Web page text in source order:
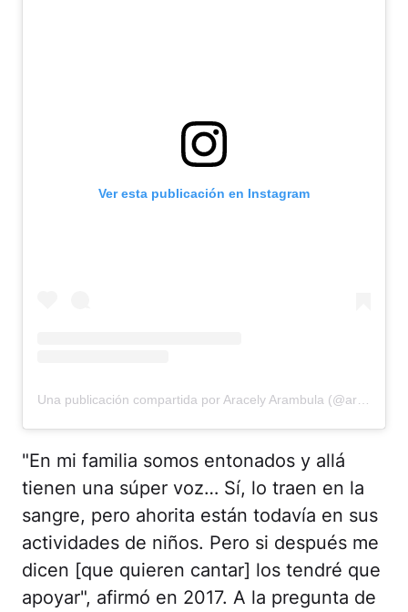
Ver esta publicación en Instagram
"En mi familia somos entonados y allá
tienen una súper voz… Sí, lo traen en la
sangre, pero ahorita están todavía en sus
actividades de niños. Pero si después me
dicen [que quieren cantar] los tendré que
apoyar", afirmó en 2017. A la pregunta de